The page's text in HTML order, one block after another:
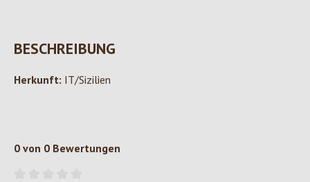
BESCHREIBUNG
Herkunft: IT/Sizilien
0 von 0 Bewertungen